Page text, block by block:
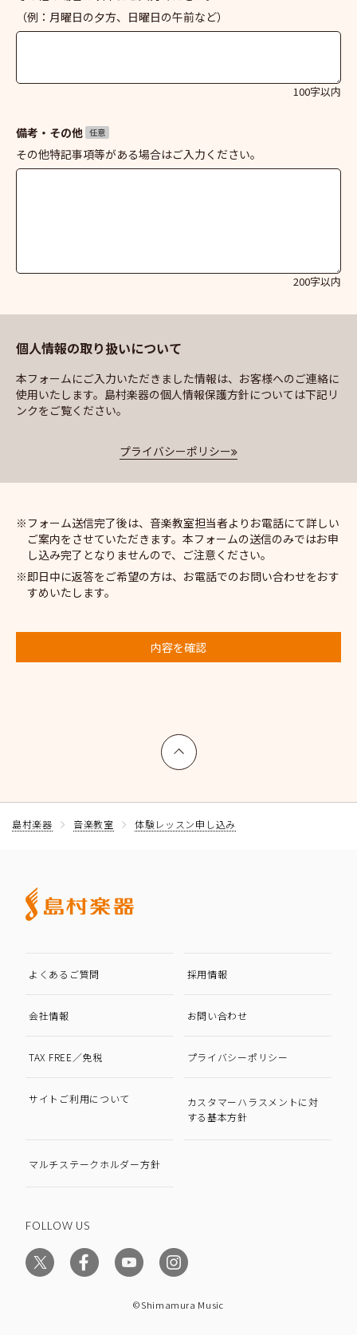
（例：月曜日の夕方、日曜日の午前など）
100字以内
備考・その他 任意
その他特記事項等がある場合はご入力ください。
200字以内
個人情報の取り扱いについて
本フォームにご入力いただきました情報は、お客様へのご連絡に
使用いたします。島村楽器の個人情報保護方針については下記リ
ンクをご覧ください。
プライバシーポリシー
フォーム送信完了後は、音楽教室担当者よりお電話にて詳しい
ご案内をさせていただきます。本フォームの送信のみではお申
し込み完了となりませんので、ご注意ください。
即日中に返答をご希望の方は、お電話でのお問い合わせをおす
すめいたします。
内容を確認
上へ戻る
島村楽器 音楽教室 体験レッスン申し込み
よくあるご質問 採用情報
会社情報 お問い合わせ
TAX FREE／免税 プライバシーポリシー
サイトご利用について
カスタマーハラスメントに対
する基本方針
マルチステークホルダー方針
FOLLOW US
©Shimamura Music